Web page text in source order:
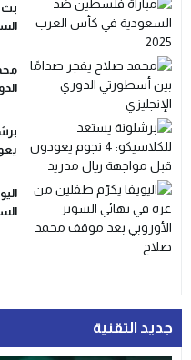
بث
جديد التقنية